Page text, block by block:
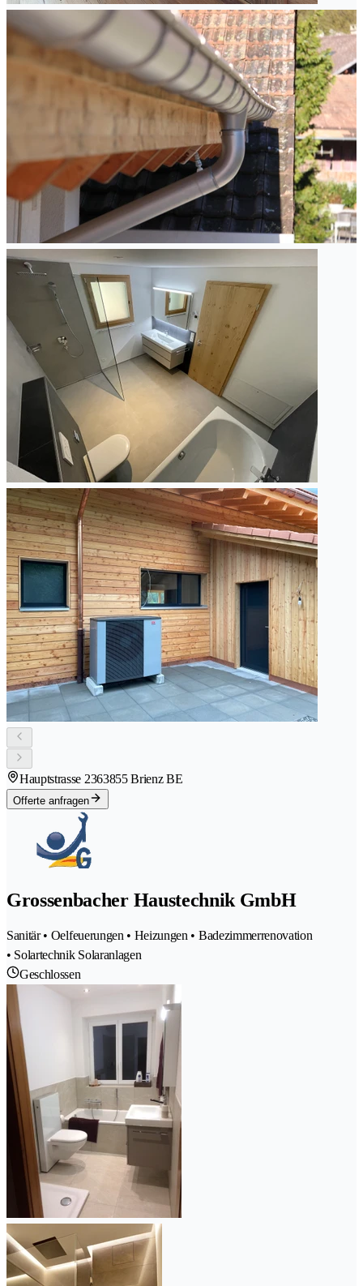
Hauptstrasse 2363855 Brienz BE
Offerte anfragen
Grossenbacher Haustechnik GmbH
Sanitär • Oelfeuerungen • Heizungen • Badezimmerrenovation
• Solartechnik Solaranlagen
Geschlossen